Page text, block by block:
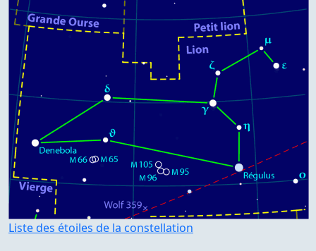
Liste des étoiles de la constellation